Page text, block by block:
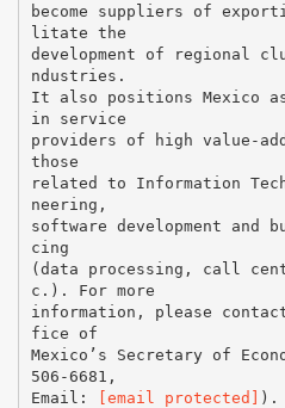
become suppliers of
litate the
development of regional
ndustries.
It also positions Mexico
in service
providers of high value-
those
related to Information
neering,
software development and
cing
(data processing, call
c.). For more
information, please
fice of
Mexico’s Secretary of
506-6681,
Email:
[email protected] ).